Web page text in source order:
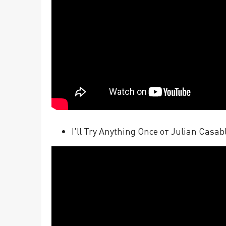
I'll Try Anything Once от Julian